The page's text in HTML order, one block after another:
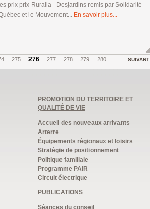
prix prix Ruralia - Desjardins remis par Solidarité
et le Mouvement... En savoir plus...
275 276 277 278 279 280 … SUIVANT
PROMOTION DU TERRITOIRE ET
QUALITÉ DE VIE
Accueil des nouveaux arrivants
Arterre
Équipements régionaux et loisirs
Stratégie de positionnement
Politique familiale
Programme PAIR
Circuit électrique
PUBLICATIONS
Séances du conseil